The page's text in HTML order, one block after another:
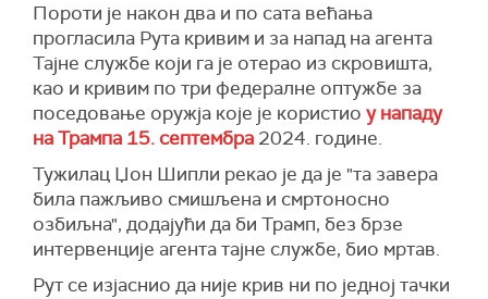
Пороти је након два и по сата већања
прогласила Рута кривим и за напад на агента
Тајне службе који га је отерао из скровишта,
као и кривим по три федералне оптужбе за
поседовање оружја које је користио у нападу
на Трампа 15. септембра 2024. године.
Тужилац Џон Шипли рекао је да је "та завера
била пажљиво смишљена и смртоносно
озбиљна", додајући да би Трамп, без брзе
интервенције агента тајне службе, био мртав.
Рут се изјаснио да није крив ни по једној тачки